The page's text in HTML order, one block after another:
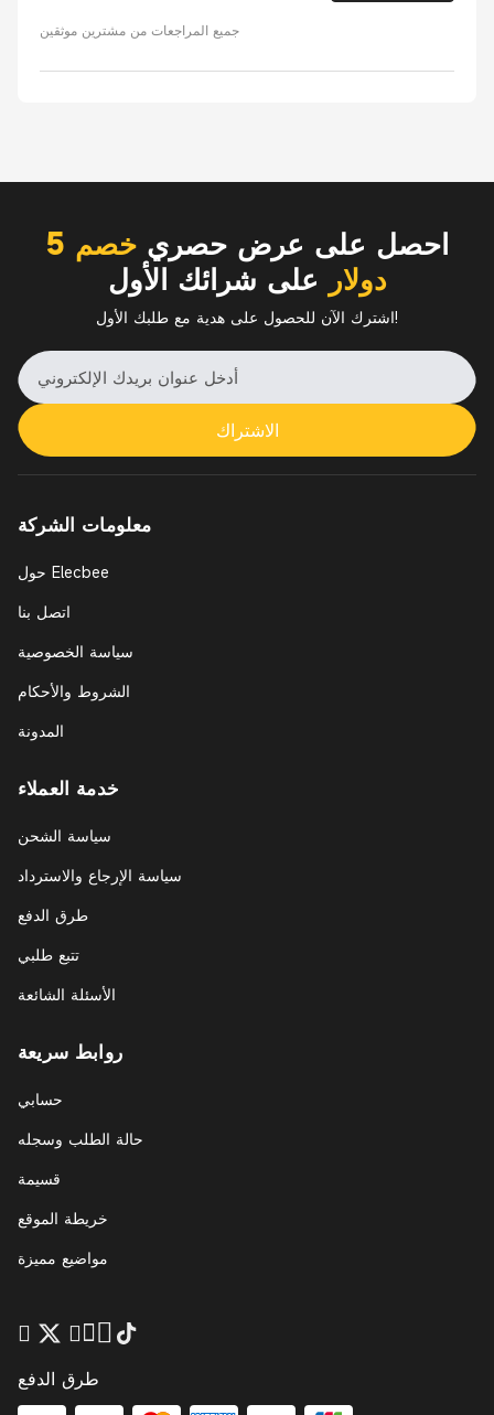
جميع المراجعات من مشترين موثقين
احصل على عرض حصري
خصم 5
دولار على شرائك الأول
اشترك الآن للحصول على هدية مع طلبك الأول!
الاشتراك
معلومات الشركة
حول Elecbee
اتصل بنا
سياسة الخصوصية
الشروط والأحكام
المدونة
خدمة العملاء
سياسة الشحن
سياسة الإرجاع والاسترداد
طرق الدفع
تتبع طلبي
الأسئلة الشائعة
روابط سريعة
حسابي
حالة الطلب وسجله
قسيمة
خريطة الموقع
مواضيع مميزة
طرق الدفع